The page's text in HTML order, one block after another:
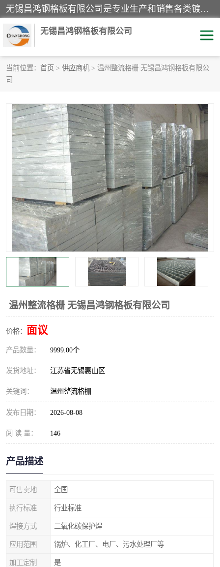
无锡昌鸿钢格板有限公司是专业生产和销售各类镀锌钢格板、镀锌钢格栅、不锈钢钢格及其相关产品的现代化企业。公司产品广泛运用于石油、化工、港口、电力、运输、造纸、医药、钢铁、食品、市政、房地产、制造业等各个领域。
无锡昌鸿钢格板有限公司
当前位置： 首页 > 供应商机 > 温州整流格栅 无锡昌鸿钢格板有限公
司
温州整流格栅 无锡昌鸿钢格板有限公司
价格： 面议
产品数量： 9999.00个
发货地址： 江苏省无锡惠山区
关键词： 温州整流格栅
发布日期： 2026-08-08
阅 读 量： 146
产品描述
可售卖地 全国
执行标准 行业标准
焊接方式 二氧化碳保护焊
应用范围 锅炉、化工厂、电厂、污水处理厂等
加工定制 是
踏步板 水沟盖板
栏杆 钢格栅
齿形钢格板 钢格板
热镀锌钢格板 复合钢格板
钢格栅踏步板 插接钢格板
整流格栅